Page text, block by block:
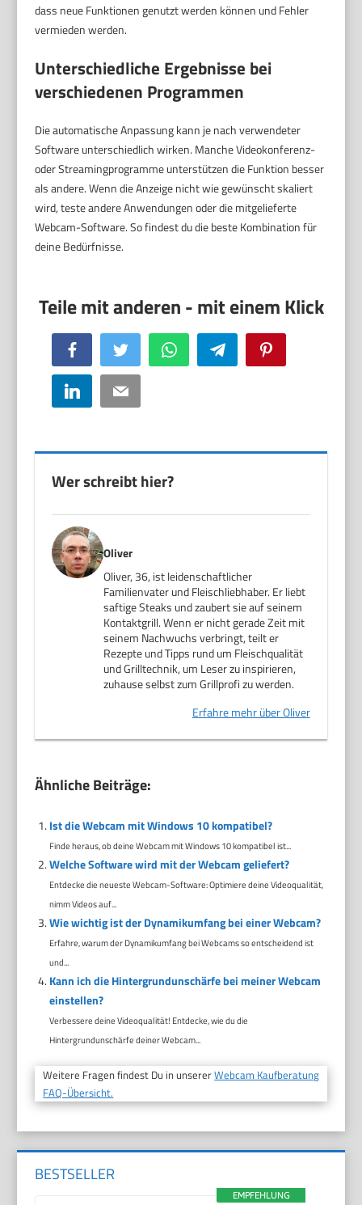
dass neue Funktionen genutzt werden können und Fehler
vermieden werden.
Unterschiedliche Ergebnisse bei
verschiedenen Programmen
Die automatische Anpassung kann je nach verwendeter
Software unterschiedlich wirken. Manche Videokonferenz-
oder Streamingprogramme unterstützen die Funktion besser
als andere. Wenn die Anzeige nicht wie gewünscht skaliert
wird, teste andere Anwendungen oder die mitgelieferte
Webcam-Software. So findest du die beste Kombination für
deine Bedürfnisse.
Facebook Twitter WhatsApp Telegram
LinkedIn Email
Wer schreibt hier?
Oliver
Oliver, 36, ist leidenschaftlicher
Familienvater und Fleischliebhaber. Er liebt
saftige Steaks und zaubert sie auf seinem
Kontaktgrill. Wenn er nicht gerade Zeit mit
seinem Nachwuchs verbringt, teilt er
Rezepte und Tipps rund um Fleischqualität
und Grilltechnik, um Leser zu inspirieren,
zuhause selbst zum Grillprofi zu werden.
Erfahre mehr über Oliver
Ähnliche Beiträge:
Ist die Webcam mit Windows 10 kompatibel?
Finde heraus, ob deine Webcam mit Windows 10 kompatibel ist...
Welche Software wird mit der Webcam geliefert?
Entdecke die neueste Webcam-Software: Optimiere deine Videoqualität,
nimm Videos auf...
Wie wichtig ist der Dynamikumfang bei einer Webcam?
Erfahre, warum der Dynamikumfang bei Webcams so entscheidend ist
und...
Kann ich die Hintergrundunschärfe bei meiner Webcam
einstellen?
Verbessere deine Videoqualität! Entdecke, wie du die
Hintergrundunschärfe deiner Webcam...
Weitere Fragen findest Du in unsererWebcam Kaufberatung
FAQ-Übersicht.
BESTSELLER
EMPFEHLUNG